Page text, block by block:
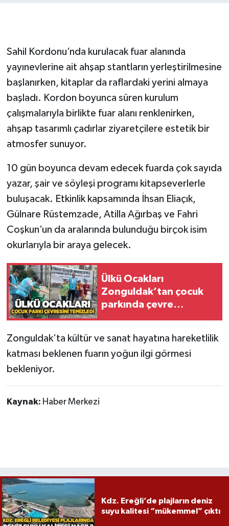
Sahil Kordonu’nda kurulacak fuar alanında
yayınevlerine ait ahşap stantların yerleştirilmesine
başlanırken, kitaplar da raflardaki yerini almaya
başladı. Kordon boyunca süren kurulum
çalışmalarıyla birlikte fuar alanı renklenirken,
ahşap tasarımlı çadırlar ziyaretçilere estetik bir
atmosfer sunuyor.
10 gün boyunca devam edecek fuarda çok sayıda
yazar, şair ve söyleşi programı kitapseverlerle
buluşacak. Etkinlik kapsamında İhsan Eliaçık,
Gülnare Rüstemzade, Atilla Ağırbaş ve Fahri
Coşkun’un da aralarında bulunduğu birçok isim
okurlarıyla bir araya gelecek.
Ülkü Ocakları
Zonguldak’tan çocuk
parkında çevre
Zonguldak’ta kültür ve sanat hayatına hareketlilik
katması beklenen fuarın yoğun ilgi görmesi
bekleniyor.
Kaynak: Haber Merkezi
Kdz. Ereğli’de plajların deniz
suyu kalitesi “mükemmel” çıktı
Genel
GÜNDEM
İş ilanı
Kilimli
Kültür - Sanat
Politika
Resmi İlan
Röportaj
SİYASET
Ulusal